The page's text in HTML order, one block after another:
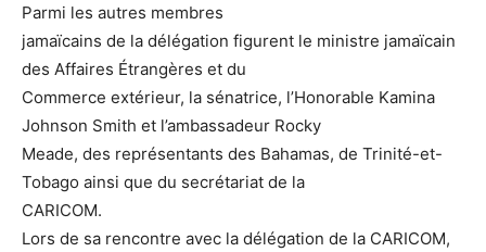
Parmi les autres membres
jamaïcains de la délégation figurent le ministre jamaïcain
des Affaires Étrangères et du
Commerce extérieur, la sénatrice, l’Honorable Kamina
Johnson Smith et l’ambassadeur Rocky
Meade, des représentants des Bahamas, de Trinité-et-
Tobago ainsi que du secrétariat de la
CARICOM.
Lors de sa rencontre avec la délégation de la CARICOM,